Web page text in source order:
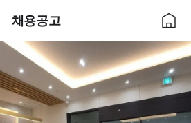
채용공고